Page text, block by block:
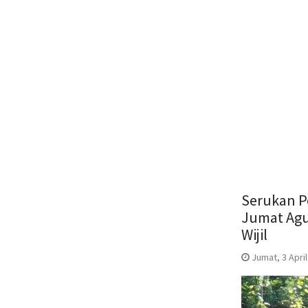
Serukan
Jumat
Wijil
Jumat, 3